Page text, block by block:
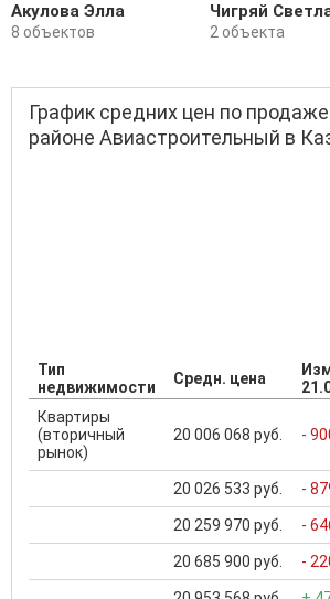
Акулова Элла
8 объектов
Чигряй
2 объекта
График средних цен по
районе Авиастроительный в
Тип
недвижимости
Средн. цена
Квартиры
(вторичный
рынок)
20 006 068 руб. -
20 026 533 руб. -
20 259 970 руб. -
20 685 900 руб. -